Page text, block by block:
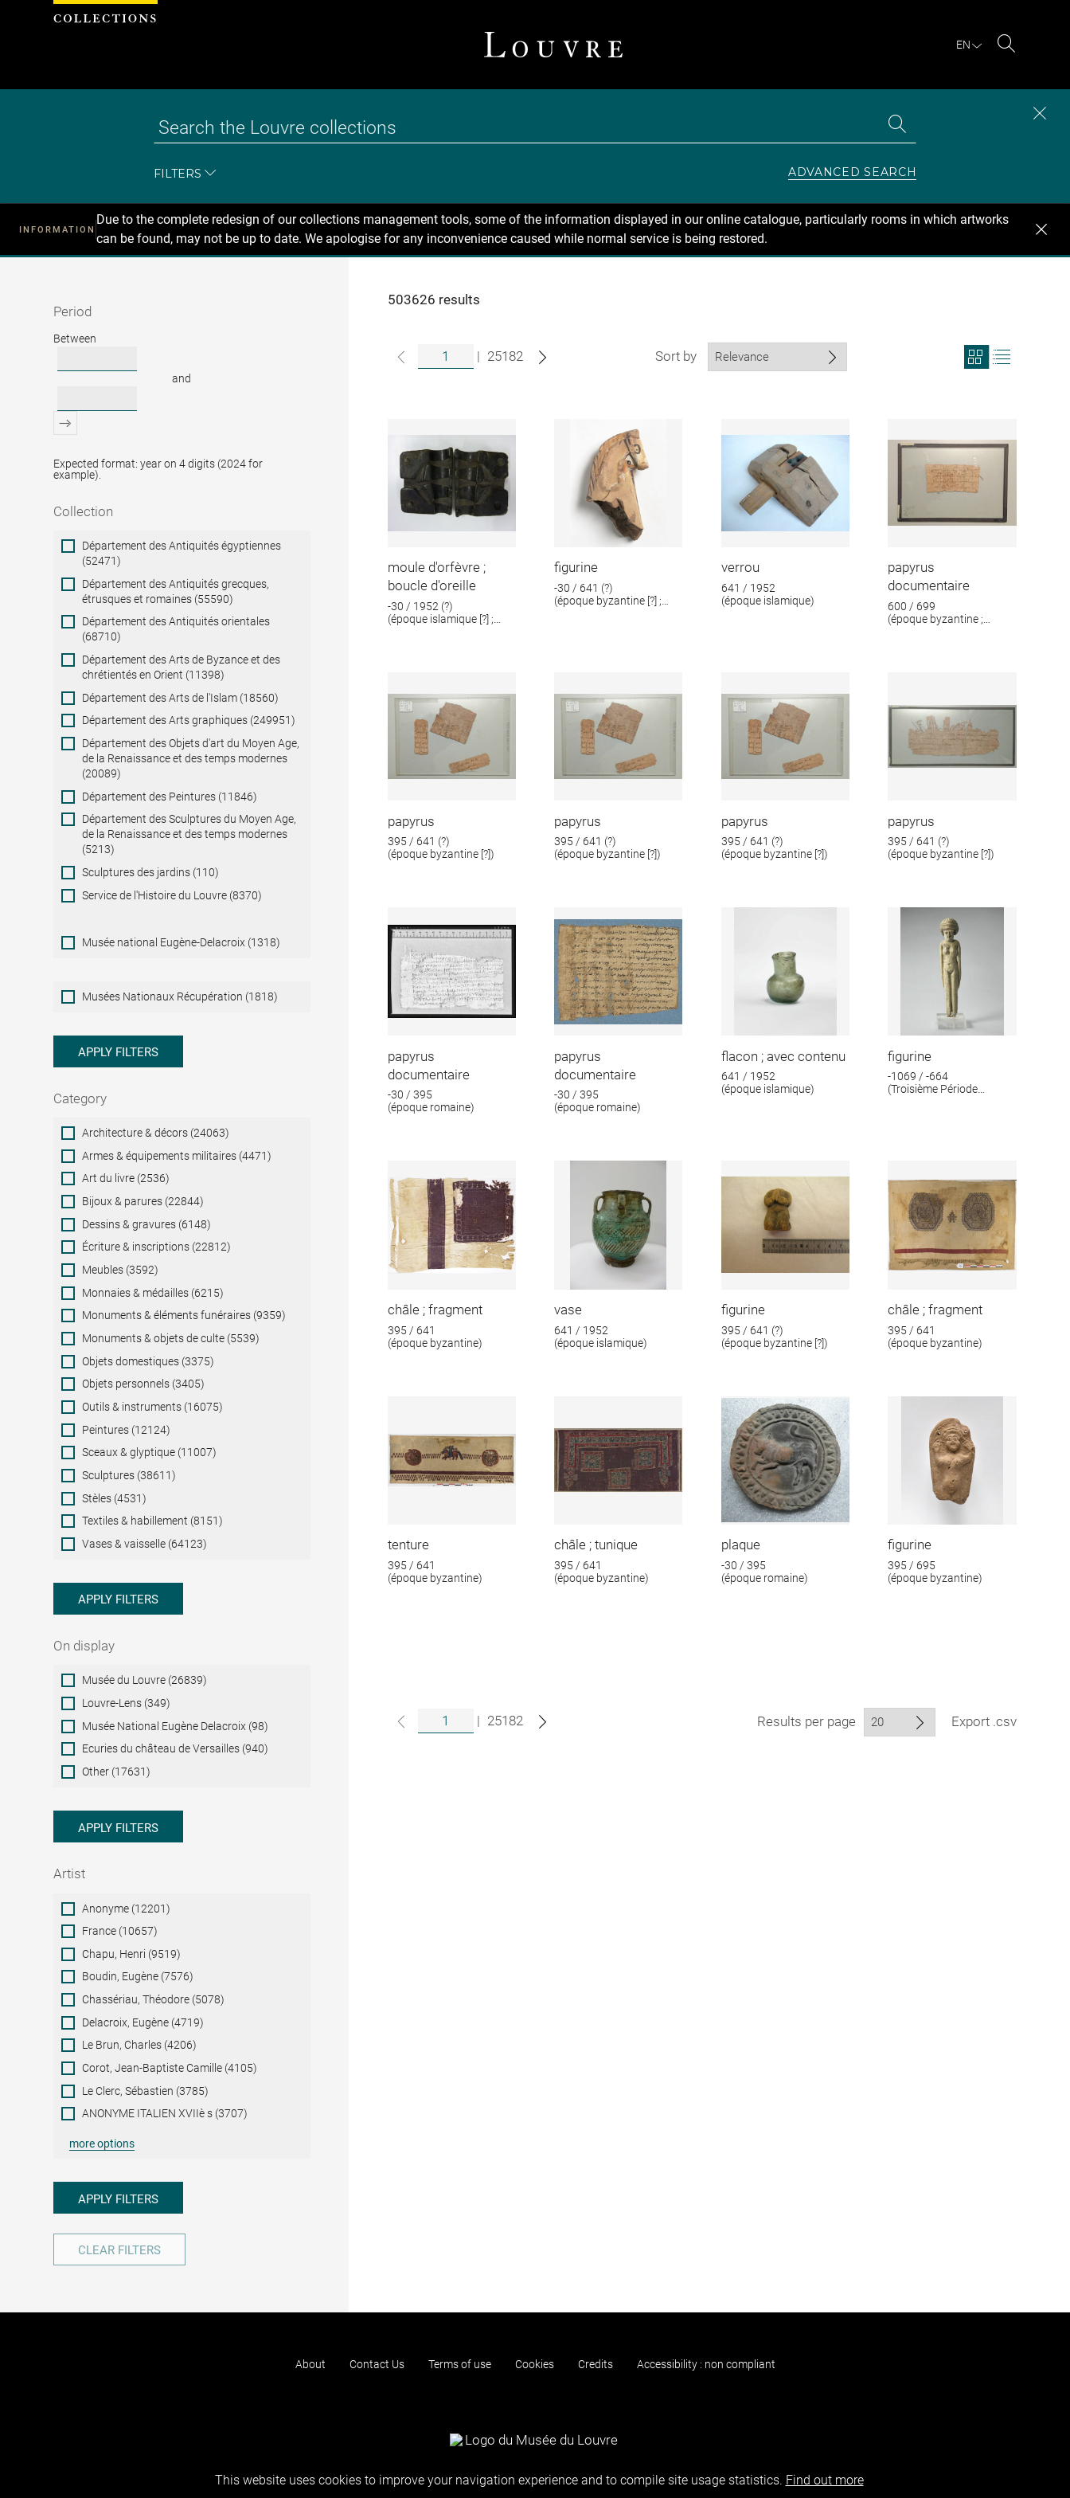
EN
FILTERS ADVANCED SEARCH
INFORMATION
Due to the complete redesign of our collections management tools, some of the information displayed in our online catalogue, particularly rooms in which artworks
can be found, may not be up to date. We apologise for any inconvenience caused while normal service is being restored.
Recherche
Period
Period
Between
and
Expected format: year on 4 digits (2024 for
example).
Collection
Collection
Département des Antiquités égyptiennes
(52471)
Département des Antiquités grecques,
étrusques et romaines (55590)
Département des Antiquités orientales
(68710)
Département des Arts de Byzance et des
chrétientés en Orient (11398)
Département des Arts de l'Islam (18560)
Département des Arts graphiques (249951)
Département des Objets d'art du Moyen Age,
de la Renaissance et des temps modernes
(20089)
Département des Peintures (11846)
Département des Sculptures du Moyen Age,
de la Renaissance et des temps modernes
(5213)
Sculptures des jardins (110)
Service de l'Histoire du Louvre (8370)
Musée national Eugène-Delacroix (1318)
Musées
Nationaux
Musées Nationaux Récupération (1818)
APPLY FILTERS
Category
Category
Architecture & décors (24063)
Armes & équipements militaires (4471)
Art du livre (2536)
Bijoux & parures (22844)
Dessins & gravures (6148)
Écriture & inscriptions (22812)
Meubles (3592)
Monnaies & médailles (6215)
Monuments & éléments funéraires (9359)
Monuments & objets de culte (5539)
Objets domestiques (3375)
Objets personnels (3405)
Outils & instruments (16075)
Peintures (12124)
Sceaux & glyptique (11007)
Sculptures (38611)
Stèles (4531)
Textiles & habillement (8151)
Vases & vaisselle (64123)
APPLY FILTERS
On display
On
display
Musée du Louvre (26839)
Louvre-Lens (349)
Musée National Eugène Delacroix (98)
Ecuries du château de Versailles (940)
Other (17631)
APPLY FILTERS
Artist
ArtistAnonyme (12201)
France (10657)
Chapu, Henri (9519)
Boudin, Eugène (7576)
Chassériau, Théodore (5078)
Delacroix, Eugène (4719)
Le Brun, Charles (4206)
Corot, Jean-Baptiste Camille (4105)
Le Clerc, Sébastien (3785)
ANONYME ITALIEN XVIIè s (3707)
more options
APPLY FILTERS
CLEAR FILTERS
503626 results
| 25182 Sort by
View
search
moule d'orfèvre ;
boucle d'oreille
-30 / 1952 (?)
(époque islamique [?] ;
figurine
-30 / 641 (?)
(époque byzantine [?] ;
verrou
641 / 1952
(époque islamique)
papyrus
documentaire
600 / 699
(époque byzantine ;
papyrus
395 / 641 (?)
(époque byzantine [?])
papyrus
395 / 641 (?)
(époque byzantine [?])
papyrus
395 / 641 (?)
(époque byzantine [?])
papyrus
395 / 641 (?)
(époque byzantine [?])
papyrus
documentaire
-30 / 395
(époque romaine)
papyrus
documentaire
-30 / 395
(époque romaine)
flacon ; avec contenu
641 / 1952
(époque islamique)
figurine
-1069 / -664
(Troisième Période
châle ; fragment
395 / 641
(époque byzantine)
vase
641 / 1952
(époque islamique)
figurine
395 / 641 (?)
(époque byzantine [?])
châle ; fragment
395 / 641
(époque byzantine)
tenture
395 / 641
(époque byzantine)
châle ; tunique
395 / 641
(époque byzantine)
plaque
-30 / 395
(époque romaine)
figurine
395 / 695
(époque byzantine)
| 25182 Results per page Export .csv
About Contact Us Terms of use Cookies Credits Accessibility : non compliant
Cookies management panel
This website uses cookies to improve your navigation experience and to compile site usage statistics. Find out more